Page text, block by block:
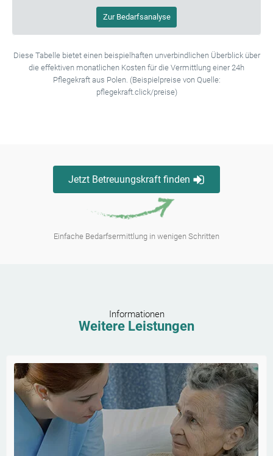
Zur Bedarfsanalyse
Diese Tabelle bietet einen beispielhaften unverbindlichen Überblick über
die effektiven monatlichen Kosten für die Vermittlung einer 24h
Pflegekraft aus Polen. (Beispielpreise von Quelle:
pflegekraft.click/preise)
Jetzt Betreuungskraft finden
Einfache Bedarfsermittlung in wenigen Schritten
Informationen
Weitere Leistungen